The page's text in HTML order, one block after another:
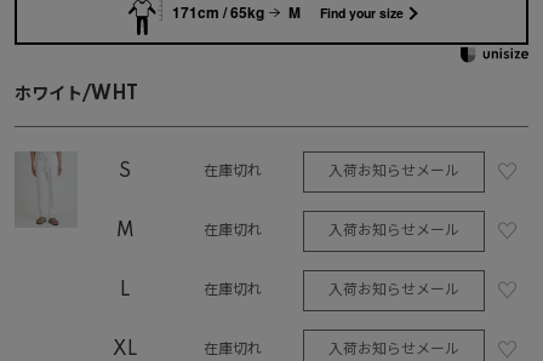
171cm / 65kg M Find your size
ホワイト/WHT
S 在庫切れ 入荷お知らせメール
M 在庫切れ 入荷お知らせメール
L 在庫切れ 入荷お知らせメール
XL 在庫切れ 入荷お知らせメール